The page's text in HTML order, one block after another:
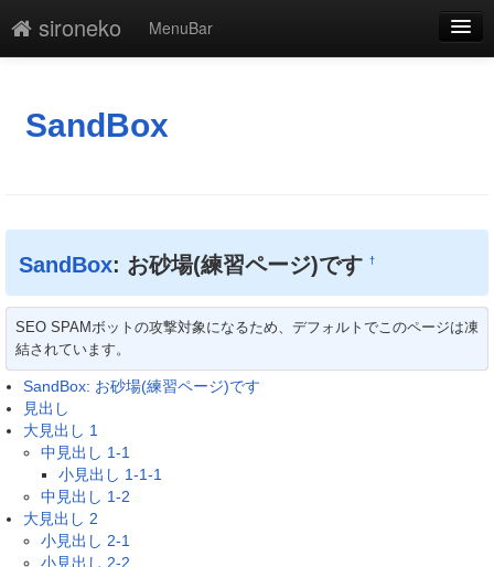
sironeko
MenuBar
添付
一覧
単語検索
SandBox
SandBox: お砂場(練習ページ)です†
SEO SPAMボットの攻撃対象になるため、デフォルトでこのページは凍
結されています。
SandBox: お砂場(練習ページ)です
見出し
大見出し 1
中見出し 1-1
小見出し 1-1-1
中見出し 1-2
大見出し 2
小見出し 2-1
小見出し 2-2